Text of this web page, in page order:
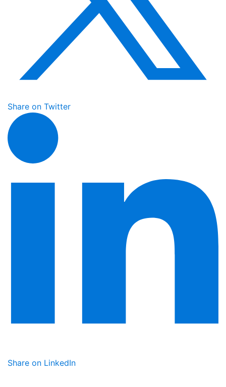
Share on Twitter
Share on LinkedIn